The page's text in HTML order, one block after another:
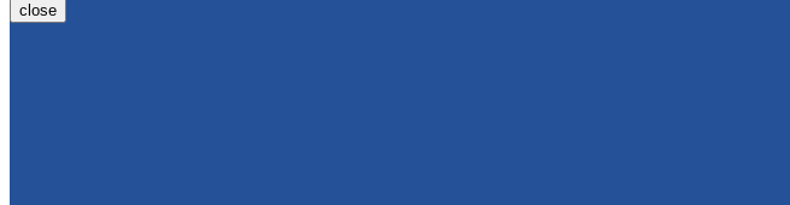
close